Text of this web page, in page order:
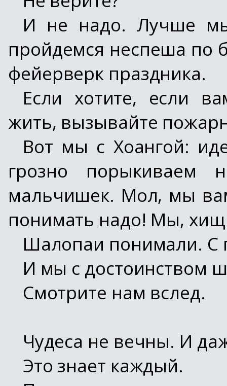
И не надо. Лучше
пройдемся неспеша по
фейерверк праздника.
Если хотите, если
жить, вызывайте
Вот мы с Хоангой:
грозно порыкиваем
мальчишек. Мол, мы
понимать надо! Мы,
Шалопаи понимали. С
И мы с достоинством
Смотрите нам вслед.
Чудеса не вечны. И
Это знает каждый.